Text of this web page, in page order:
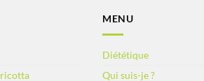
MENU
Diététique
Qui suis-je ?